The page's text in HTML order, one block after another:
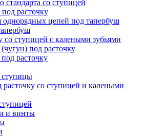
стандарта со ступицей
расточку
однорядных цепей под тапербуш
со ступицей с калеными зубьями
под расточку
расточку
ступицы
расточку со ступицей и калеными
и винты